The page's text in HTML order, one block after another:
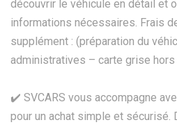
découvrir le véhicule en détail et
informations nécessaires. Frais
supplément : (préparation du
administratives – carte grise hors
✔️ SVCARS vous accompagne
pour un achat simple et sécurisé.